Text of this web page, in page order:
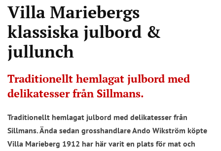
Villa Mariebergs
klassiska julbord &
jullunch
Traditionellt hemlagat julbord med
delikatesser från Sillmans.
Traditionellt hemlagat julbord med delikatesser från
Sillmans. Ända sedan grosshandlare Ando Wikström köpte
Villa Marieberg 1912 har här varit en plats för mat och